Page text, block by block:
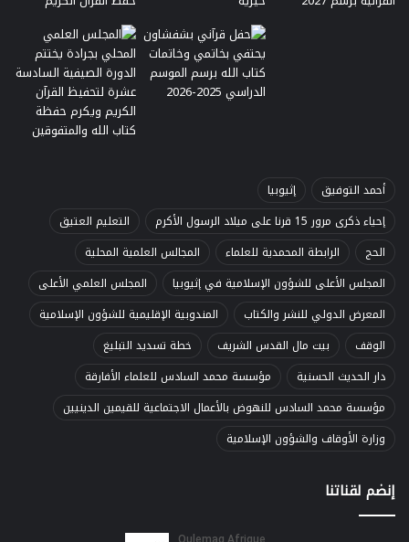
أحمد التوفيق
إثيوبيا
إحياء ذكرى مرور 15 قرنا على ميلاد الرسول الأكرم
التعليم العتيق
الحج
الرابطة المحمدية للعلماء
المجالس العلمية المحلية
المجلس الأعلى للشؤون الإسلامية في إثيوبيا
المجلس العلمي الأعلى
المعرض الدولي للنشر والكتاب
المندوبية الإقليمية للشؤون الإسلامية
الوقف
بيت مال القدس الشريف
خطة تسديد التبليغ
دار الحديث الحسنية
مؤسسة محمد السادس للعلماء الأفارقة
مؤسسة محمد السادس للنهوض بالأعمال الاجتماعية للقيمين الدينيين
وزارة الأوقاف والشؤون الإسلامية
إنضم لقناتنا